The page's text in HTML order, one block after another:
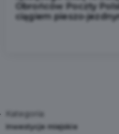
Obrońców Poczty
ciągiem pieszo-
Kategoria:
Inwestycje miejskie